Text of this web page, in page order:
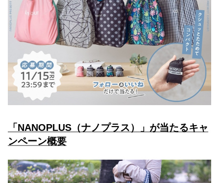
「NANOPLUS（ナノプラス）」が当たるキャ
ンペーン概要